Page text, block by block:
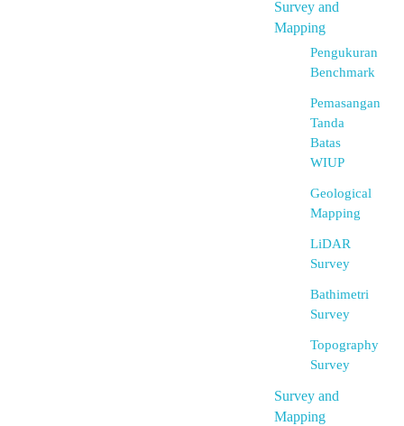
Survey and
Mapping
Pengukuran
Benchmark
Pemasangan
Tanda
Batas
WIUP
Geological
Mapping
LiDAR
Survey
Bathimetri
Survey
Topography
Survey
Survey and
Mapping